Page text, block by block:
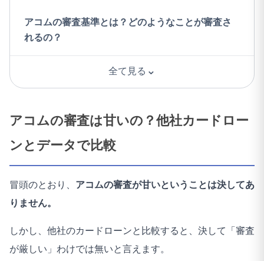
アコムの審査基準とは？どのようなことが審査さ
れるの？
全て見る ⌄
アコムの審査は甘いの？他社カードロー
ンとデータで比較
冒頭のとおり、 アコムの審査が甘いということは決してあ
りません。
しかし、他社のカードローンと比較すると、決して「審査
が厳しい」わけでは無いと言えます。